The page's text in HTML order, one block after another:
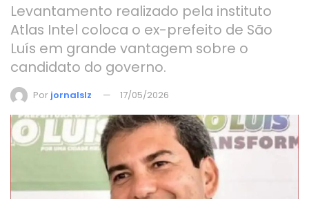
Levantamento realizado pela instituto
Atlas Intel coloca o ex-prefeito de São
Luís em grande vantagem sobre o
candidato do governo.
Por jornalslz 17/05/2026